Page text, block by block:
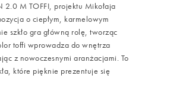
M TOFFI, projektu Mikołaja
o ciepłym, karmelowym
szkło gra główną rolę, tworząc
toffi wprowadza do wnętrza
z nowoczesnymi aranżacjami. To
które pięknie prezentuje się